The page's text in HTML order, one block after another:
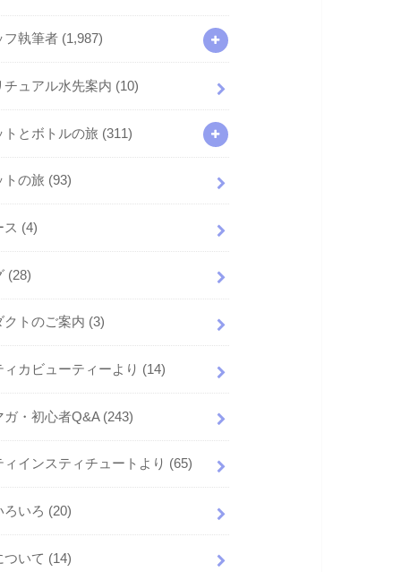
フ執筆者 (1,987)
チュアル水先案内 (10)
トとボトルの旅 (311)
トの旅 (93)
ス (4)
(28)
クトのご案内 (3)
ィカビューティーより (14)
ガ・初心者Q&A (243)
ィインスティチュートより (65)
ろいろ (20)
ついて (14)